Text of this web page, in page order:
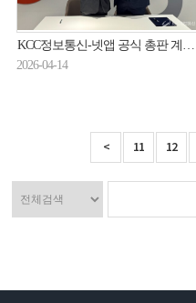
KCC정보통신-넷앱 공식 총판 계약 체결
2026-04-14
< 11 12